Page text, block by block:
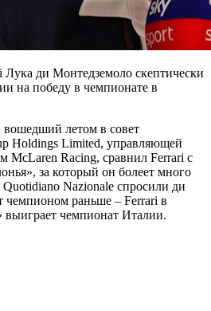
ди Монтедземоло скептически
на победу в чемпионате в
вошедший летом в совет
Holdings Limited, управляющей
McLaren Racing, сравнил Ferrari с
за который он болеет много
Nazionale спросили ди
чемпионом раньше – Ferrari в
чемпионат Италии.